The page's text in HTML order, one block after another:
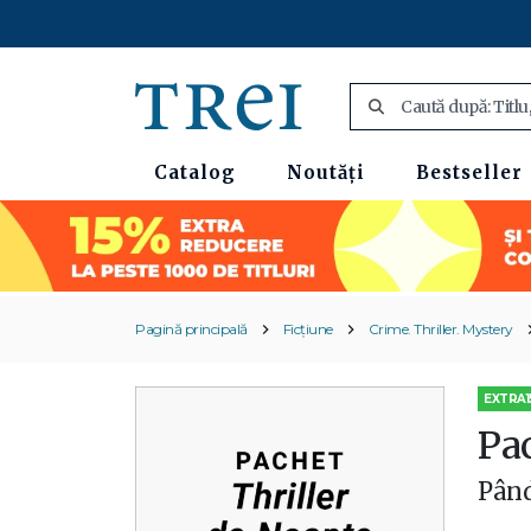
Catalog Noutăți Bestseller
Pagină principală Ficțiune Crime. Thriller. Mystery